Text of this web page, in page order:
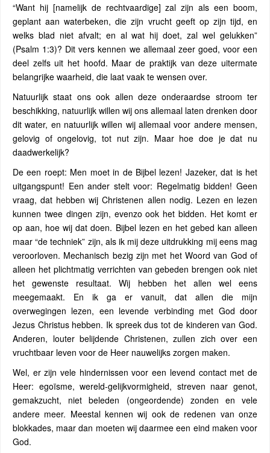
“Want hij [namelijk de rechtvaardige] zal zijn als een boom,
geplant aan waterbeken, die zijn vrucht geeft op zijn tijd, en
welks blad niet afvalt; en al wat hij doet, zal wel gelukken”
(Psalm 1:3)? Dit vers kennen we allemaal zeer goed, voor een
deel zelfs uit het hoofd. Maar de praktijk van deze uitermate
belangrijke waarheid, die laat vaak te wensen over.
Natuurlijk staat ons ook allen deze onderaardse stroom ter
beschikking, natuurlijk willen wij ons allemaal laten drenken door
dit water, en natuurlijk willen wij allemaal voor andere mensen,
gelovig of ongelovig, tot nut zijn. Maar hoe doe je dat nu
daadwerkelijk?
De een roept: Men moet in de Bijbel lezen! Jazeker, dat is het
uitgangspunt! Een ander stelt voor: Regelmatig bidden! Geen
vraag, dat hebben wij Christenen allen nodig. Lezen en lezen
kunnen twee dingen zijn, evenzo ook het bidden. Het komt er
op aan, hoe wij dat doen. Bijbel lezen en het gebed kan alleen
maar “de techniek” zijn, als ik mij deze uitdrukking mij eens mag
veroorloven. Mechanisch bezig zijn met het Woord van God of
alleen het plichtmatig verrichten van gebeden brengen ook niet
het gewenste resultaat. Wij hebben het allen wel eens
meegemaakt. En ik ga er vanuit, dat allen die mijn
overwegingen lezen, een levende verbinding met God door
Jezus Christus hebben. Ik spreek dus tot de kinderen van God.
Anderen, louter belijdende Christenen, zullen zich over een
vruchtbaar leven voor de Heer nauwelijks zorgen maken.
Wel, er zijn vele hindernissen voor een levend contact met de
Heer: egoïsme, wereld-gelijkvormigheid, streven naar genot,
gemakzucht, niet beleden (ongeordende) zonden en vele
andere meer. Meestal kennen wij ook de redenen van onze
blokkades, maar dan moeten wij daarmee een eind maken voor
God.